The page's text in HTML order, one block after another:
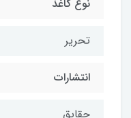
نوع کاغذ
تحریر
انتشارات
حقایق